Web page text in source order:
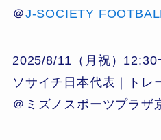
＠J-SOCIETY
2025/8/11（月祝）12:30
ソサイチ日本代表｜ト
＠ミズノスポーツプラザ